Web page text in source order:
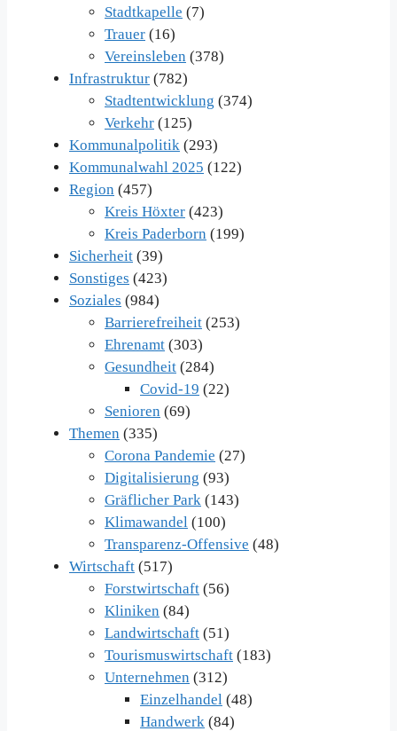
Stadtkapelle (7)
Trauer (16)
Vereinsleben (378)
Infrastruktur (782)
Stadtentwicklung (374)
Verkehr (125)
Kommunalpolitik (293)
Kommunalwahl 2025 (122)
Region (457)
Kreis Höxter (423)
Kreis Paderborn (199)
Sicherheit (39)
Sonstiges (423)
Soziales (984)
Barrierefreiheit (253)
Ehrenamt (303)
Gesundheit (284)
Covid-19 (22)
Senioren (69)
Themen (335)
Corona Pandemie (27)
Digitalisierung (93)
Gräflicher Park (143)
Klimawandel (100)
Transparenz-Offensive (48)
Wirtschaft (517)
Forstwirtschaft (56)
Kliniken (84)
Landwirtschaft (51)
Tourismuswirtschaft (183)
Unternehmen (312)
Einzelhandel (48)
Handwerk (84)